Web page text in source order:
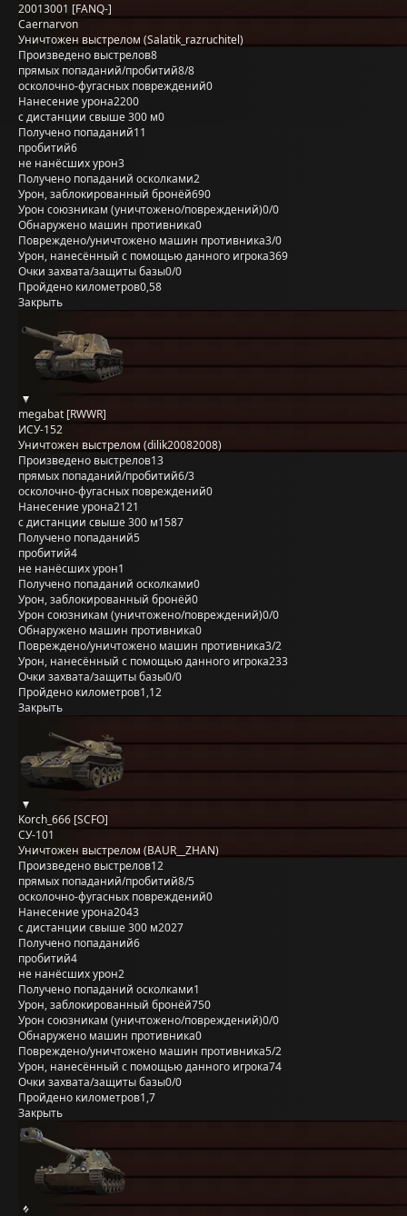
20013001 [FANQ-]
Caernarvon
Уничтожен выстрелом (Salatik_razruchitel)
Произведено выстрелов8
прямых попаданий/пробитий8/8
осколочно-фугасных повреждений0
Нанесение урона2200
с дистанции свыше 300 м0
Получено попаданий11
пробитий6
не нанёсших урон3
Получено попаданий осколками2
Урон, заблокированный бронёй690
Урон союзникам (уничтожено/повреждений)0/0
Обнаружено машин противника0
Повреждено/уничтожено машин противника3/0
Урон, нанесённый с помощью данного игрока369
Очки захвата/защиты базы0/0
Пройдено километров0,58
Закрыть
megabat [RWWR]
ИСУ-152
Уничтожен выстрелом (dilik20082008)
Произведено выстрелов13
прямых попаданий/пробитий6/3
осколочно-фугасных повреждений0
Нанесение урона2121
с дистанции свыше 300 м1587
Получено попаданий5
пробитий4
не нанёсших урон1
Получено попаданий осколками0
Урон, заблокированный бронёй0
Урон союзникам (уничтожено/повреждений)0/0
Обнаружено машин противника0
Повреждено/уничтожено машин противника3/2
Урон, нанесённый с помощью данного игрока233
Очки захвата/защиты базы0/0
Пройдено километров1,12
Закрыть
Korch_666 [SCFO]
СУ-101
Уничтожен выстрелом (BAUR__ZHAN)
Произведено выстрелов12
прямых попаданий/пробитий8/5
осколочно-фугасных повреждений0
Нанесение урона2043
с дистанции свыше 300 м2027
Получено попаданий6
пробитий4
не нанёсших урон2
Получено попаданий осколками1
Урон, заблокированный бронёй750
Урон союзникам (уничтожено/повреждений)0/0
Обнаружено машин противника0
Повреждено/уничтожено машин противника5/2
Урон, нанесённый с помощью данного игрока74
Очки захвата/защиты базы0/0
Пройдено километров1,7
Закрыть